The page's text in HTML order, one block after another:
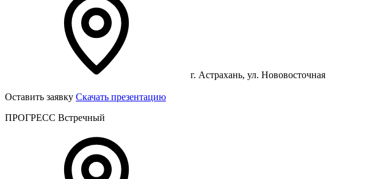
г. Астрахань, ул. Нововосточная
Оставить заявку Скачать презентацию
ПРОГРЕСС Встречный